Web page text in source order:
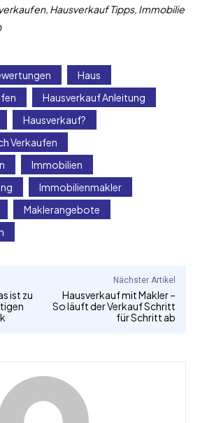
Hausverkauf Tipps, Immobilie
Haus
Hausverkauf Anleitung
Hausverkauf?
Verkaufen
Immobilien
Immobilienmakler
Maklerangebote
ist zu
Nächster Artikel
Hausverkauf mit Makler –
So läuft der Verkauf Schritt
für Schritt ab